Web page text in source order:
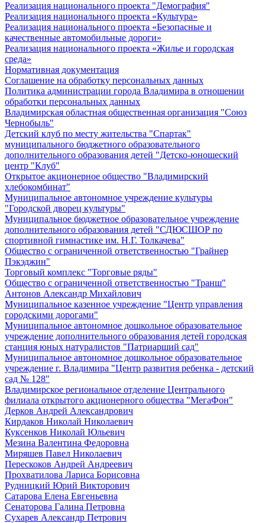
Реализация национального проекта "Демография"
Реализация национального проекта «Культура»
Реализация национального проекта «Безопасные и
качественные автомобильные дороги»
Реализация национального проекта «Жилье и городская
среда»
Нормативная документация
Соглашение на обработку персональных данных
Политика администрации города Владимира в отношении
обработки персональных данных
Владимирская областная общественная организация "Союз
Чернобыль"
Детский клуб по месту жительства "Спартак"
муниципального бюджетного образовательного
дополнительного образования детей "Детско-юношеский
центр "Клуб"
Открытое акционерное общество "Владимирский
хлебокомбинат"
Муниципальное автономное учреждение культуры
"Городской дворец культуры"
Муниципальное бюджетное образовательное учреждение
дополнительного образования детей "СДЮСШОР по
спортивной гимнастике им. Н.Г. Толкачева"
Общество с ограниченной ответственностью "Грайнер
Пэкэджин"
Торговый комплекс "Торговые ряды"
Общество с ограниченной ответственностью "Транш"
Антонов Александр Михайлович
Муниципальное казенное учреждение "Центр управления
городскими дорогами"
Муниципальное автономное дошкольное образовательное
учреждение дополнительного образования детей городская
станция юных натуралистов "Патриарший сад"
Муниципальное автономное дошкольное образовательное
учреждение г. Владимира "Центр развития ребенка - детский
сад № 128"
Владимирское региональное отделение Центрального
филиала открытого акционерного общества "МегаФон"
Дерков Андрей Александрович
Кирдаков Николай Николаевич
Куксенков Николай Юльевич
Мезина Валентина Федоровна
Миряшев Павел Николаевич
Перескоков Андрей Андреевич
Прохватилова Лариса Борисовна
Рудницкий Юрий Викторович
Сатарова Елена Евгеньевна
Сенаторова Галина Петровна
Сухарев Александр Петрович